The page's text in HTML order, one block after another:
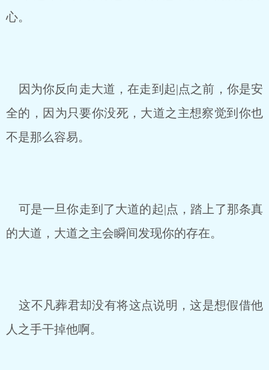
心。
因为你反向走大道，在走到起|点之前，你是安
全的，因为只要你没死，大道之主想察觉到你也
不是那么容易。
可是一旦你走到了大道的起|点，踏上了那条真
的大道，大道之主会瞬间发现你的存在。
这不凡葬君却没有将这点说明，这是想假借他
人之手干掉他啊。